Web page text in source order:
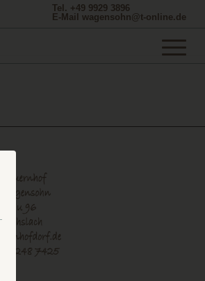
Tel. +49 9929 3896
E-Mail wagensohn@t-online.de